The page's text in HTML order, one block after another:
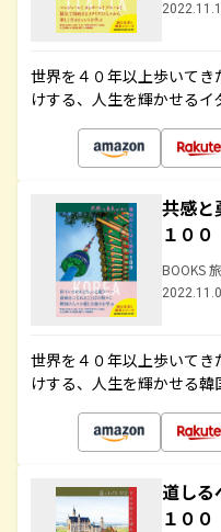
世界を４０年以上歩いて
けする、人生を輝かせる
共感と
１００
BOOKS
世界を４０年以上歩いて
けする、人生を輝かせる
道しる
１００